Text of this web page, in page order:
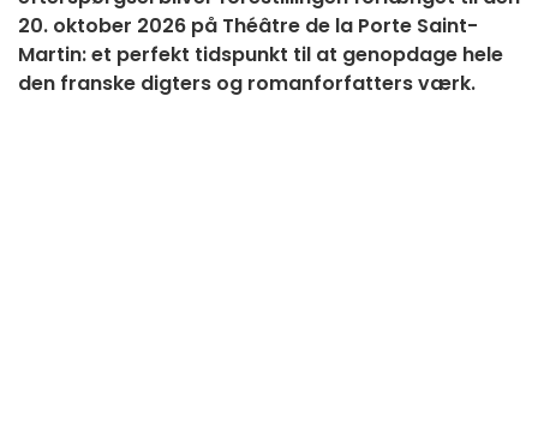
20. oktober 2026 på Théâtre de la Porte Saint-
Martin: et perfekt tidspunkt til at genopdage hele
den franske digters og romanforfatters værk.